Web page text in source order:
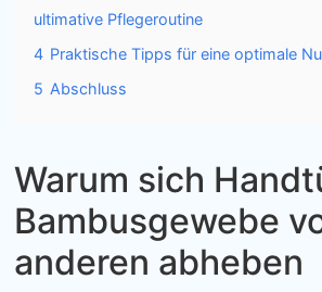
ultimative Pflegeroutine
4 Praktische Tipps für eine optimale
5 Abschluss
Warum sich
Bambusgewebe
anderen abheben